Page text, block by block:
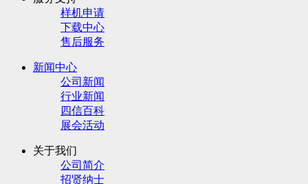
样机申请
下载中心
售后服务
新闻中心
公司新闻
行业新闻
四信百科
展会活动
关于我们
公司简介
招贤纳士